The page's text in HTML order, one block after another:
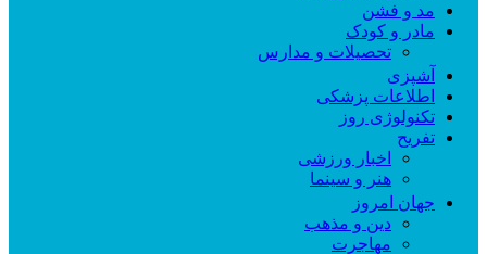
مد و فشن
مادر و کودک
تحصیلات و مدارس
آشپزی
اطلاعات پزشکی
تکنولوژی روز
تفریح
اخبار ورزشی
هنر و سینما
جهان امروز
دین و مذهب
مهاجرت